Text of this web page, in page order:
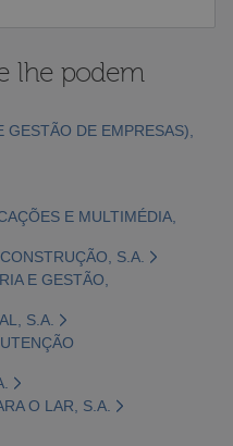
lhe podem
DE EMPRESAS),
E MULTIMÉDIA,
S.A.
E GESTÃO,
S.A.
O LAR, S.A.